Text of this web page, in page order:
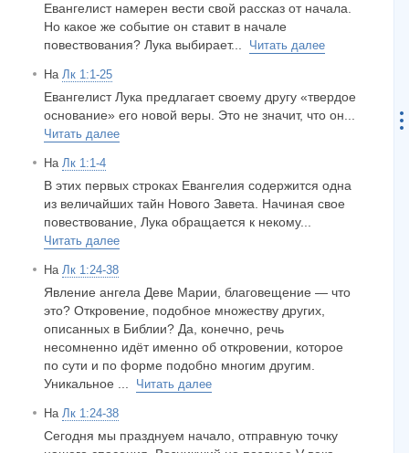
Евангелист намерен вести свой рассказ от начала.
Но какое же событие он ставит в начале
повествования? Лука выбирает... Читать далее
На Лк 1:1-25
Евангелист Лука предлагает своему другу «твердое
основание» его новой веры. Это не значит, что он...
Читать далее
На Лк 1:1-4
В этих первых строках Евангелия содержится одна
из величайших тайн Нового Завета. Начиная свое
повествование, Лука обращается к некому...
Читать далее
На Лк 1:24-38
Явление ангела Деве Марии, благовещение — что
это? Откровение, подобное множеству других,
описанных в Библии? Да, конечно, речь
несомненно идёт именно об откровении, которое
по сути и по форме подобно многим другим.
Уникальное ... Читать далее
На Лк 1:24-38
Сегодня мы празднуем начало, отправную точку